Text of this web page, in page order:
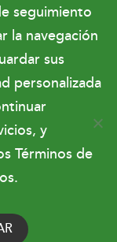
seguimiento
la navegación
sus
personalizada
y
Términos de